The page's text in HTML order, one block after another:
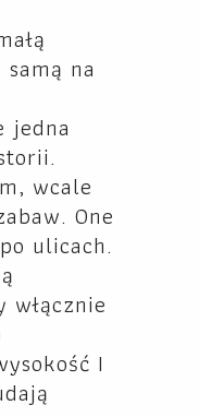
na
jedna
wcale
One
ulicach.
I